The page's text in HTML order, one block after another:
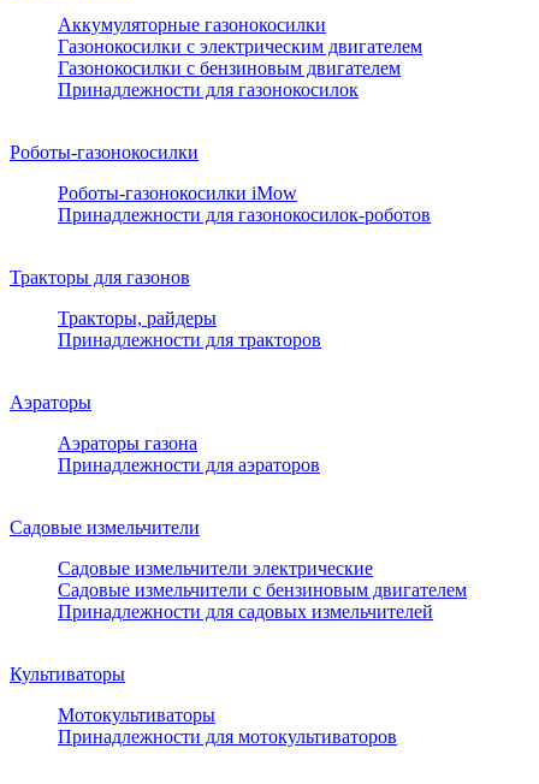
Аккумуляторные газонокосилки
Газонокосилки с электрическим двигателем
Газонокосилки с бензиновым двигателем
Принадлежности для газонокосилок
Роботы-газонокосилки
Роботы-газонокосилки iMow
Принадлежности для газонокосилок-роботов
Тракторы для газонов
Тракторы, райдеры
Принадлежности для тракторов
Аэраторы
Аэраторы газона
Принадлежности для аэраторов
Садовые измельчители
Садовые измельчители электрические
Садовые измельчители с бензиновым двигателем
Принадлежности для садовых измельчителей
Культиваторы
Мотокультиваторы
Принадлежности для мотокультиваторов